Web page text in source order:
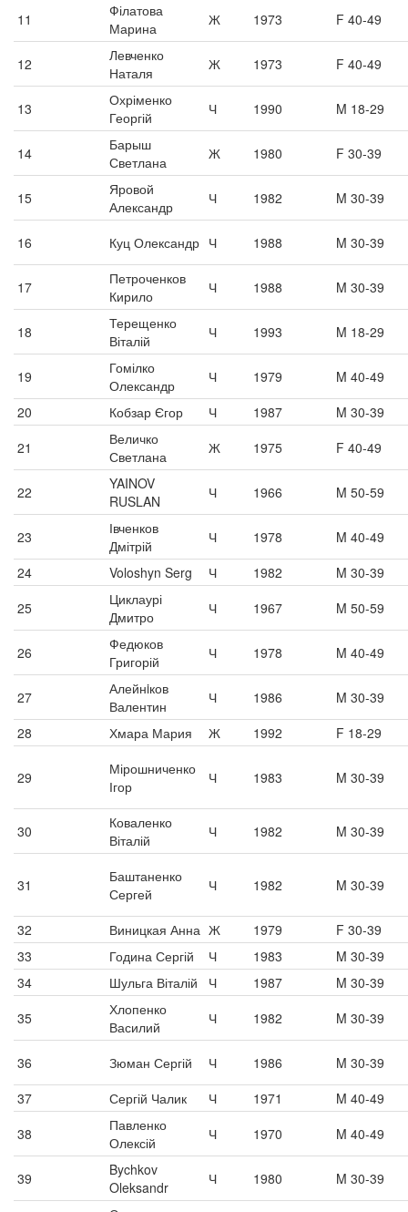
11
Філатова
Марина
Ж 1973 F 40-49
12
Левченко
Наталя
Ж 1973 F 40-49
13
Охріменко
Георгій
Ч 1990 M 18-29
14
Барыш
Светлана
Ж 1980 F 30-39
15
Яровой
Александр
Ч 1982 M 30-39
16 Куц Олександр Ч 1988 M 30-39
17
Петроченков
Кирило
Ч 1988 M 30-39
18
Терещенко
Віталій
Ч 1993 M 18-29
19
Гомілко
Олександр
Ч 1979
M 40-49
20
Кобзар Єгор Ч 1987
M 30-39
21
Величко
Светлана
Ж 1975 F 40-49
22
YAINOV
RUSLAN
Ч 1966 M 50-59
23
Івченков
Дмітрій
Ч 1978
M 40-49
24
Voloshyn Serg Ч 1982
M 30-39
25
Циклаурі
Дмитро
Ч 1967 M 50-59
26
Федюков
Григорій
Ч 1978 M 40-49
27
Алейнiков
Валентин
Ч 1986
M 30-39
28
Хмара Мария Ж 1992 F 18-29
29
Мірошниченко
Ігор
Ч 1983 M 30-39
30
Коваленко
Віталій
Ч 1982 M 30-39
31
Баштаненко
Сергей
Ч 1982 M 30-39
32 Виницкая Анна Ж 1979
F 30-39
33
Година Сергій Ч 1983
M 30-39
34
Шульга Віталій Ч 1987
M 30-39
35
Хлопенко
Василий
Ч 1982 M 30-39
36 Зюман Сергій Ч 1986
M 30-39
37
Сергій Чалик Ч 1971
M 40-49
38
Павленко
Олексій
Ч 1970 M 40-49
39
Bychkov
Oleksandr
Ч 1980 M 30-39